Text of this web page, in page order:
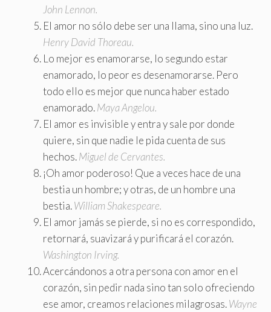
John Lennon.
El amor no sólo debe ser una llama, sino una luz.
Henry David Thoreau.
Lo mejor es enamorarse, lo segundo estar
enamorado, lo peor es desenamorarse. Pero
todo ello es mejor que nunca haber estado
enamorado.Maya Angelou.
El amor es invisible y entra y sale por donde
quiere, sin que nadie le pida cuenta de sus
hechos.Miguel de Cervantes.
¡Oh amor poderoso! Que a veces hace de una
bestia un hombre; y otras, de un hombre una
bestia.William Shakespeare.
El amor jamás se pierde, si no es correspondido,
retornará, suavizará y purificará el corazón.
Washington Irving.
Acercándonos a otra persona con amor en el
corazón, sin pedir nada sino tan solo ofreciendo
ese amor, creamos relaciones milagrosas.Wayne